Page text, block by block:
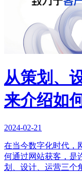
从策划、
来介绍如
2024-02-21
在当今数字化时代，
何通过网站获客，是
划、设计、运营三个